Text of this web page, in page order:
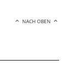
NACH OBEN